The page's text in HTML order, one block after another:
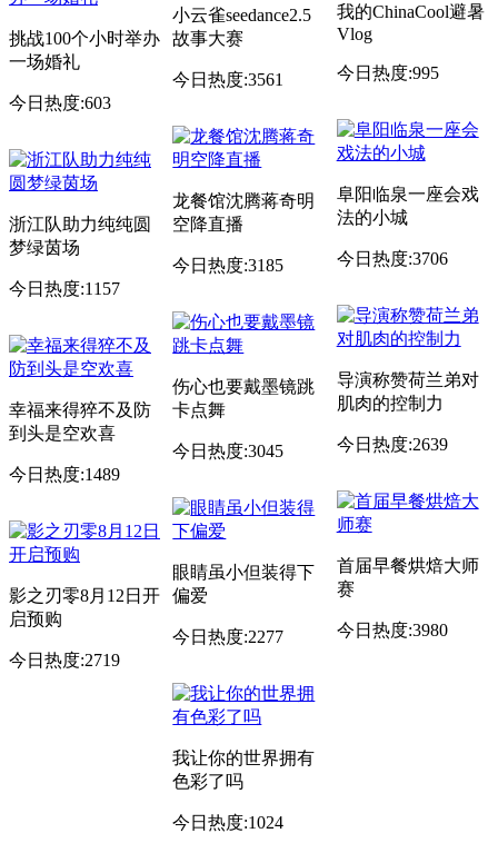
挑战100个小时举办
一场婚礼
今日热度:603
浙江队助力纯纯圆
梦绿茵场
今日热度:1157
幸福来得猝不及防
到头是空欢喜
今日热度:1489
影之刃零8月12日开
启预购
今日热度:2719
小云雀seedance2.5
故事大赛
今日热度:3561
龙餐馆沈腾蒋奇明
空降直播
今日热度:3185
伤心也要戴墨镜跳
卡点舞
今日热度:3045
眼睛虽小但装得下
偏爱
今日热度:2277
我让你的世界拥有
色彩了吗
今日热度:1024
我的ChinaCool避暑
Vlog
今日热度:995
阜阳临泉一座会戏
法的小城
今日热度:3706
导演称赞荷兰弟对
肌肉的控制力
今日热度:2639
首届早餐烘焙大师
赛
今日热度:3980